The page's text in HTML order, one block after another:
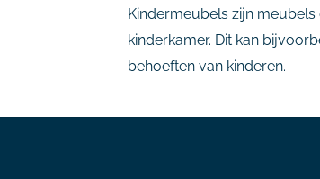
Kindermeubels zijn
kinderkamer. Dit kan
behoeften van kinderen.